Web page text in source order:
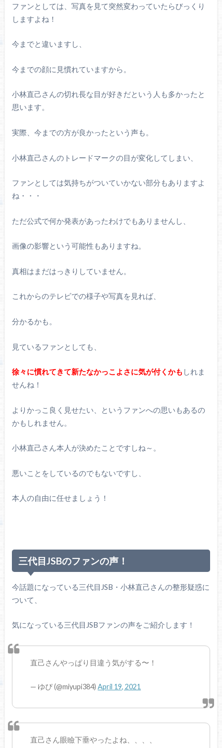
ファンとしては、写真を見て突然変わっていたらびっくり
しますよね！
今までと違いますし、
今までの顔に見慣れていますから。
小林直己さんの切れ長な目が好きだという人も多かったと
思います。
実際、今までの方が良かったという声も。
小林直己さんのトレードマークの目が変化してしまい、
ファンとしては気持ちがついていかない部分もありますよ
ね・・・
ただ公式で何か発表があったわけでもありませんし、
画像の影響という可能性もありますね。
真相はまだはっきりしていません。
これからのテレビでの様子や写真を見れば、
分かるかも。
見ているファンとしても、
徐々に慣れてきて新たなかっこよさに気が付くかも しれま
せんね！
よりかっこ良く見せたい、というファンへの思いもあるの
かもしれません。
小林直己さん本人が決めたことですしね～。
悪いことをしているのでもないですし、
本人の自由に任せましょう！
三代目JSBのファンの声！
今話題になっている三代目JSB・小林直己さんの整形疑惑に
ついて、
気になっている三代目JSBファンの声をご紹介します！
直己さんやっぱり目違う気がする〜！
— ゆぴ (@miyupi384)April 19, 2021
直己さん眼瞼下垂やったよね、、、、